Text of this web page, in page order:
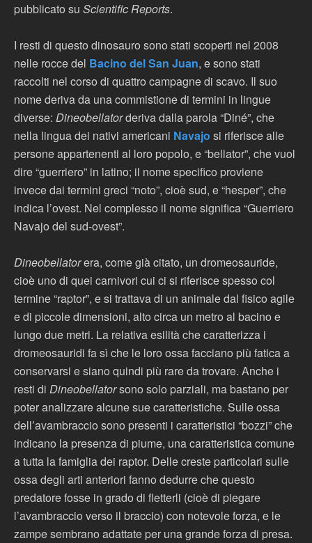
pubblicato su Scientific Reports.
I resti di questo dinosauro sono stati scoperti nel 2008
nelle rocce del Bacino del San Juan, e sono stati
raccolti nel corso di quattro campagne di scavo. Il suo
nome deriva da una commistione di termini in lingue
diverse: Dineobellatorderiva dalla parola “Diné”, che
nella lingua dei nativi americani Navajo si riferisce alle
persone appartenenti al loro popolo, e “bellator”, che vuol
dire “guerriero” in latino; il nome specifico proviene
invece dai termini greci “noto”, cioè sud, e “hesper”, che
indica l’ovest. Nel complesso il nome significa “Guerriero
Navajo del sud-ovest”.
Dineobellatorera, come già citato, un dromeosauride,
cioè uno di quei carnivori cui ci si riferisce spesso col
termine “raptor”, e si trattava di un animale dal fisico agile
e di piccole dimensioni, alto circa un metro al bacino e
lungo due metri. La relativa esilità che caratterizza i
dromeosauridi fa sì che le loro ossa facciano più fatica a
conservarsi e siano quindi più rare da trovare. Anche i
resti di Dineobellatorsono solo parziali, ma bastano per
poter analizzare alcune sue caratteristiche. Sulle ossa
dell’avambraccio sono presenti i caratteristici “bozzi” che
indicano la presenza di piume, una caratteristica comune
a tutta la famiglia dei raptor. Delle creste particolari sulle
ossa degli arti anteriori fanno dedurre che questo
predatore fosse in grado di fletterli (cioè di piegare
l’avambraccio verso il braccio) con notevole forza, e le
zampe sembrano adattate per una grande forza di presa.